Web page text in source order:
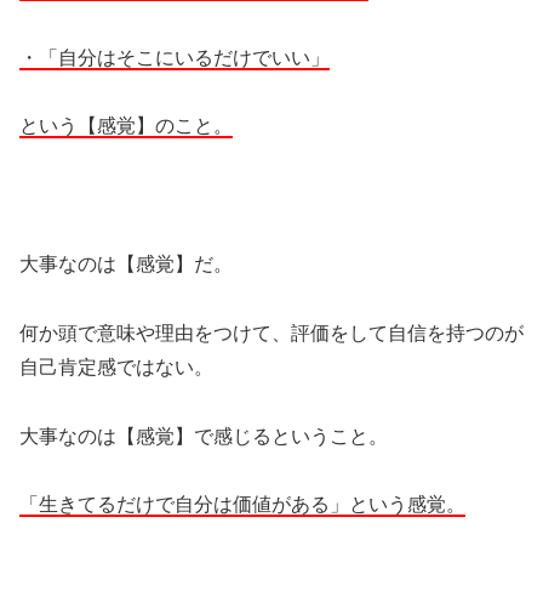
・「自分はそこにいるだけでいい」
という【感覚】のこと。
大事なのは【感覚】だ。
何か頭で意味や理由をつけて、評価をして自信を持つのが
自己肯定感ではない。
大事なのは【感覚】で感じるということ。
「生きてるだけで自分は価値がある」という感覚。